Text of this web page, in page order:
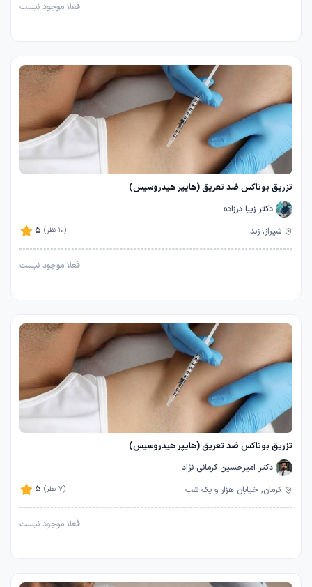
فعلا موجود نیست
تزریق بوتاکس ضد تعریق (هایپر هیدروسیس)
دکتر زیبا درزاده
5
(10 نظر) شیراز, زند
فعلا موجود نیست
تزریق بوتاکس ضد تعریق (هایپر هیدروسیس)
دکتر امیرحسین کرمانی نژاد
5
(7 نظر) کرمان, خیابان هزار و یک شب
فعلا موجود نیست